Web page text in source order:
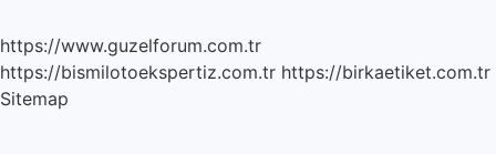
https://www.guzelforum.com.tr
https://bismilotoekspertiz.com.tr https://birkaetiket.com.tr
Sitemap